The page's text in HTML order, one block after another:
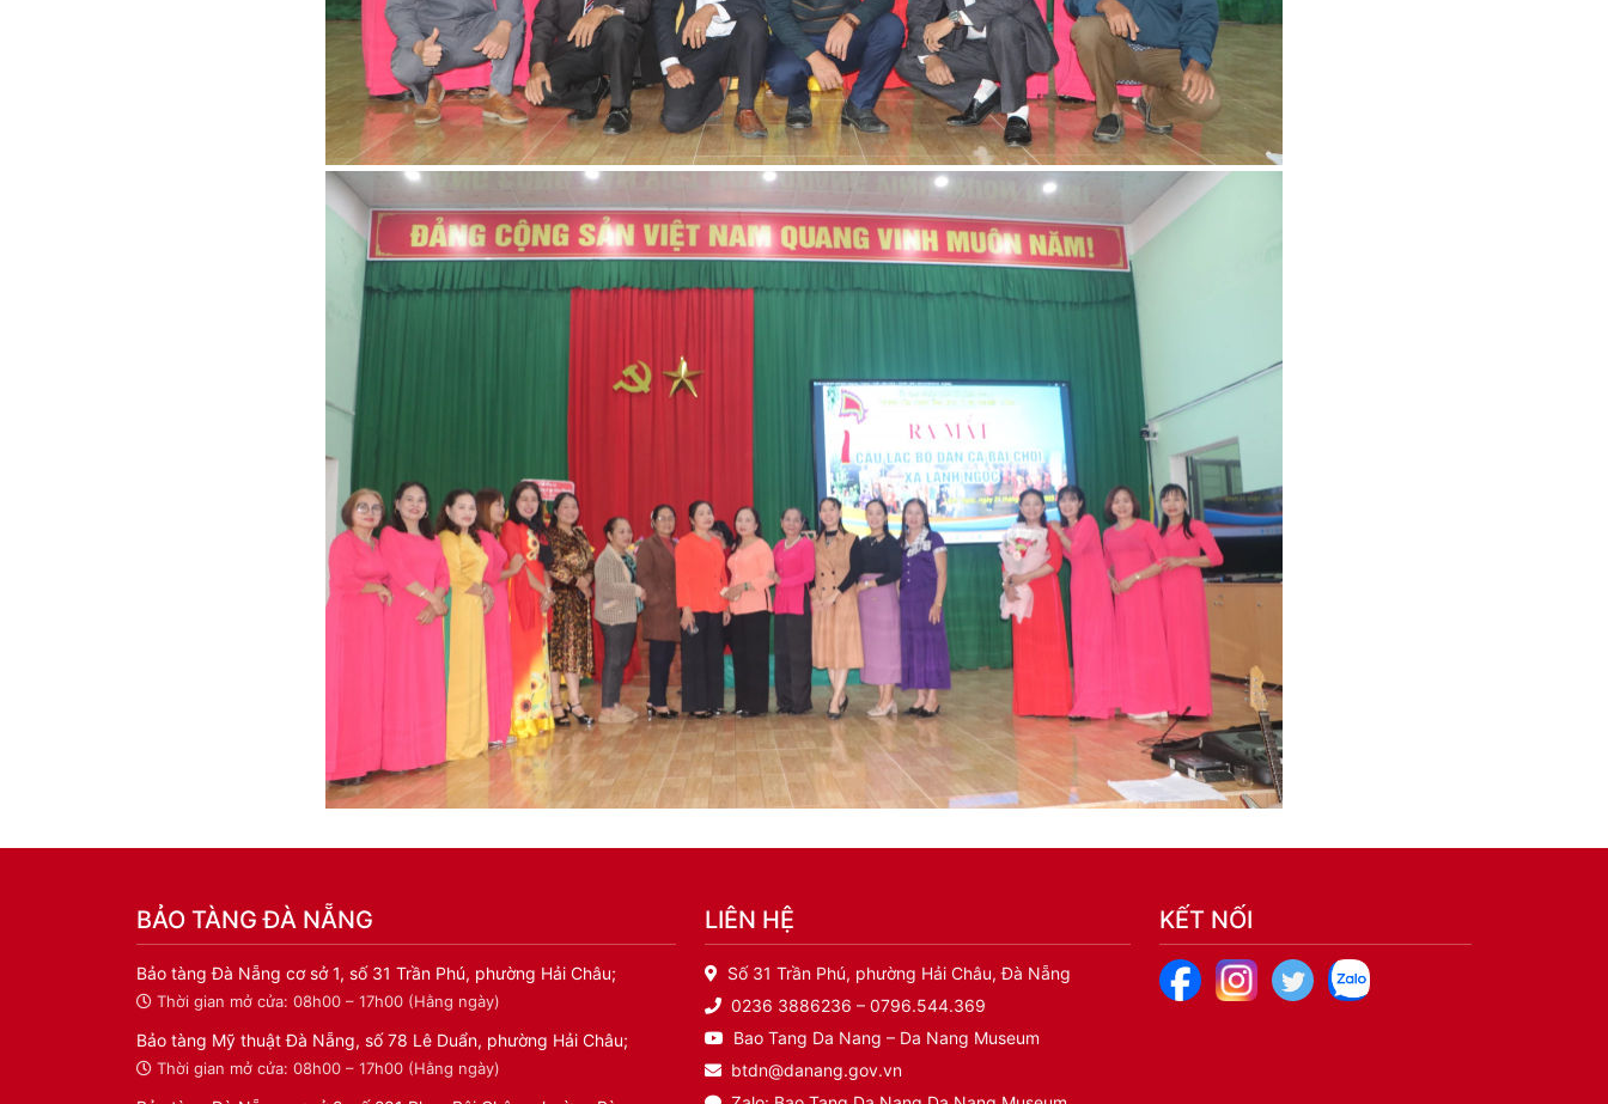
BẢO TÀNG ĐÀ NẴNG
Bảo tàng Đà Nẵng cơ sở 1, số 31 Trần Phú, phường Hải Châu;
Thời gian mở cửa: 08h00 – 17h00 (Hằng ngày)
Bảo tàng Mỹ thuật Đà Nẵng, số 78 Lê Duẩn, phường Hải Châu;
Thời gian mở cửa: 08h00 – 17h00 (Hằng ngày)
LIÊN HỆ
Số 31 Trần Phú, phường Hải Châu, Đà Nẵng
0236 3886236 – 0796.544.369
Bao Tang Da Nang – Da Nang Museum
btdn@danang.gov.vn
KẾT NỐI